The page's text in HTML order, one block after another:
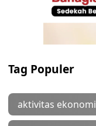
Tag Populer
aktivitas ekonomi